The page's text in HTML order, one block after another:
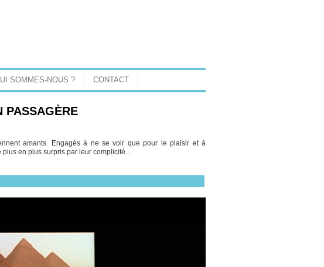
SOMMES-NOUS ? CONTACT
PASSAGÈRE
amants. Engagés à ne se voir que pour le plaisir et à
en plus surpris par leur complicité...